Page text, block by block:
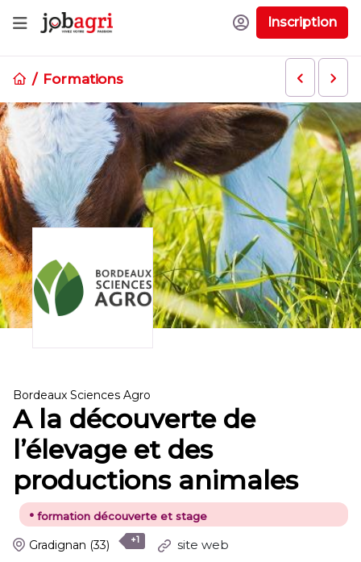
Inscription
Formations
Bordeaux Sciences Agro
A la découverte de
l’élevage et des
productions animales
• formation découverte et stage
Gradignan (33) +1 site web